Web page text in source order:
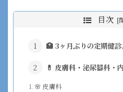
目次
🏥 3ヶ月ぶりの定期健
💊 皮膚科・泌尿器科・
🌸 皮膚科